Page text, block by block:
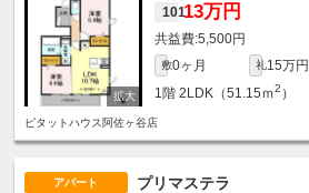
10113万円
5,500円
敷0ヶ月 礼15万円
1階 2LDK（51.15ｍ2 ）
ピタットハウス阿佐ヶ谷店
アパート プリマステラ